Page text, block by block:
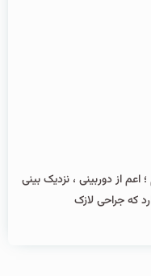
از دوربینی ، نزدیک بینی
که جراحی لازک